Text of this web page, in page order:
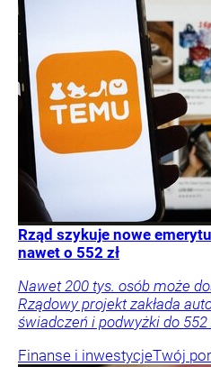
Rząd szykuje nowe
nawet o 552 zł
Nawet 200 tys. osób może
Rządowy projekt zakłada
świadczeń i podwyżki do 552
Finanse i inwestycjeTwój